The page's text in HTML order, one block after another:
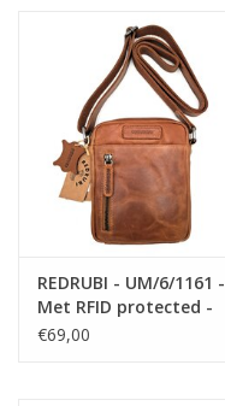
REDRUBI - UM/6/1161 -
Met RFID protected -
echt leren -
schoudertas –
€69,00